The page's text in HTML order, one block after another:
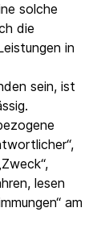
solche
die
in
sein, ist
lesen
am